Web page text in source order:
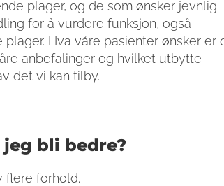
plager, og de som ønsker jevnlig
for å vurdere funksjon, også
plager. Hva våre pasienter ønsker er
anbefalinger og hvilket utbytte
det vi kan tilby.
bli bedre?
flere forhold.